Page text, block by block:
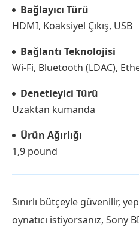
Bağlayıcı Türü
HDMI, Koaksiyel Çıkış, USB
Bağlantı Teknolojisi
Wi-Fi, Bluetooth (LDAC),
Denetleyici Türü
Uzaktan kumanda
Ürün Ağırlığı
1,9 pound
Sınırlı bütçeyle güvenilir,
oynatıcı istiyorsanız, Sony